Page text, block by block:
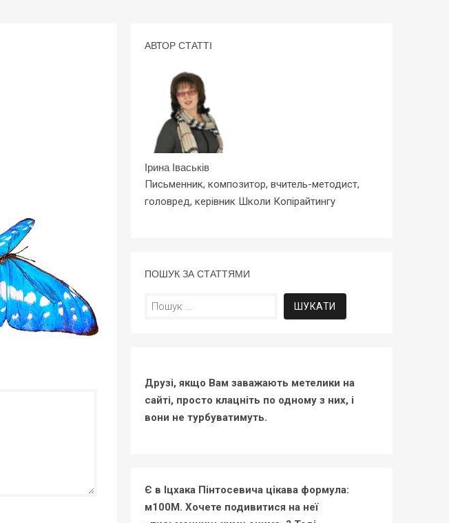
АВТОР СТАТТІ
Ірина Іваськів
Письменник, композитор, вчитель-методист,
головред, керівник Школи Копірайтингу
ПОШУК ЗА СТАТТЯМИ
Пошук:
Друзі, якщо Вам заважають метелики на
сайті, просто клацніть по одному з них, і
вони не турбуватимуть.
Є в Іцхака Пінтосевича цікава формула:
м100М. Хочете подивитися на неї